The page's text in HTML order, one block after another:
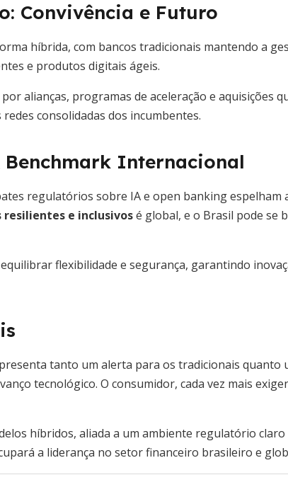
Convivência e Futuro
híbrida, com bancos tradicionais mantendo a
e produtos digitais ágeis.
alianças, programas de aceleração e aquisições
redes consolidadas dos incumbentes.
Benchmark Internacional
regulatórios sobre IA e open banking espelham
e inclusivosé global, e o Brasil pode se
flexibilidade e segurança, garantindo
tanto um alerta para os tradicionais quanto
tecnológico. O consumidor, cada vez mais
híbridos, aliada a um ambiente regulatório
a liderança no setor financeiro brasileiro e